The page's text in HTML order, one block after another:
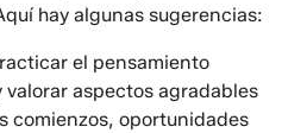
hay algunas sugerencias:
el pensamiento
aspectos agradables
comienzos, oportunidades